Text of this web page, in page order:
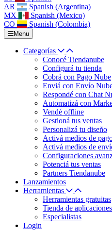
AR
Spanish (Argentina)
MX
Spanish (Mexico)
CO
Spanish (Colombia)
Menu
Categorías
Conocé Tiendanube
Configurá tu tienda
Cobrá con Pago Nube
Enviá con Envío
Respondé con Chat
Automatizá con
Vendé offline
Gestioná tus ventas
Personalizá tu diseño
Activá medios de
Activá medios de
Configuraciones
Potenciá tus ventas
Partners Tiendanube
Lanzamientos
Herramientas
Herramientas gratuitas
Tienda de aplicaciones
Especialistas
Login